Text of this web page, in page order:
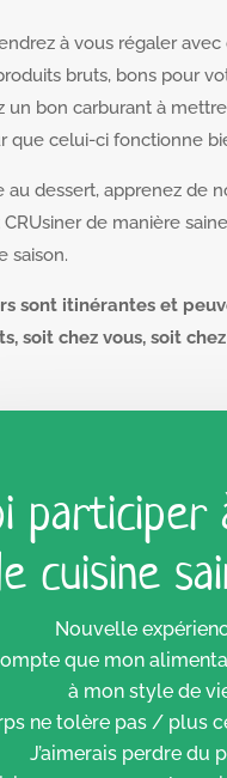
à vous régaler
bruts, bons pour
un bon carburant à
que celui-ci fonctionne
au dessert, apprenez de
CRUsiner de manière
saison.
sont itinérantes et
soit chez vous, soit
disponibles sur
participer
cuisine
Nouvelle
que mon
à mon style de
ne tolère pas / plus
J’aimerais perdre du